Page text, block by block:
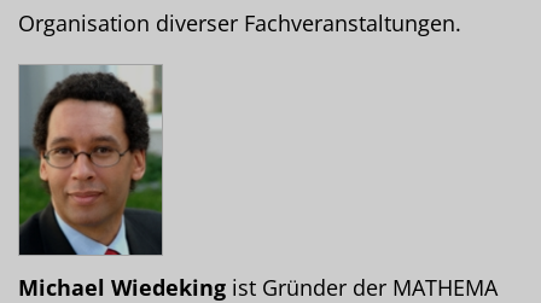
Organisation diverser Fachveranstaltungen.
Michael Wiedeking ist Gründer der MATHEMA